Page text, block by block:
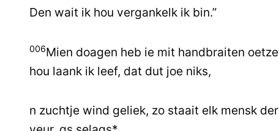
Den wait ik hou vergankelk ik bin.”
006Mien doagen heb ie mit handbraiten
hou laank ik leef, dat dut joe niks,
n zuchtje wind geliek, zo staait elk mensk der